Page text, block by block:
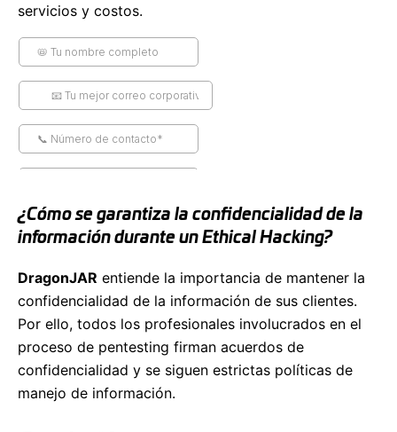
servicios y costos.
¿Cómo se garantiza la confidencialidad de la
información durante un Ethical Hacking?
DragonJAR entiende la importancia de mantener la
confidencialidad de la información de sus clientes.
Por ello, todos los profesionales involucrados en el
proceso de pentesting firman acuerdos de
confidencialidad y se siguen estrictas políticas de
manejo de información.